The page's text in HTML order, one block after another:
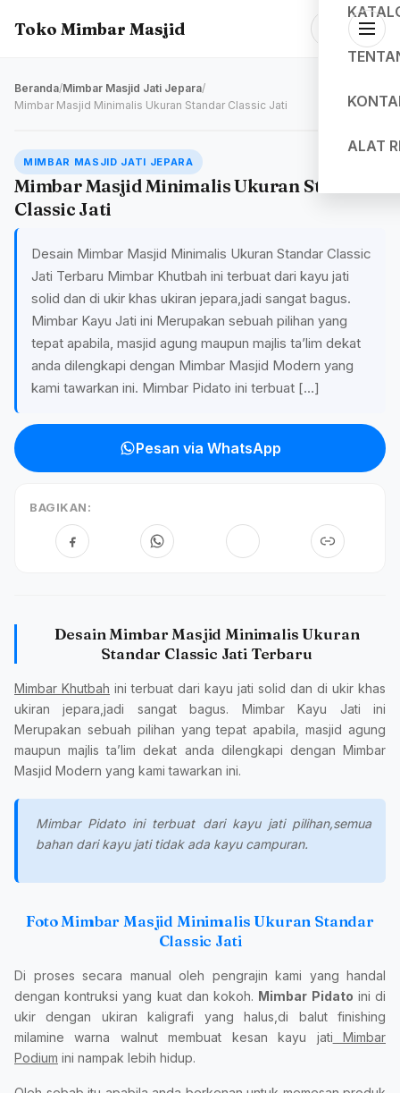
Toko Mimbar Masjid
ALAT
Beranda/Mimbar Masjid Jati Jepara/
Mimbar Masjid Minimalis Ukuran Standar Classic Jati
MIMBAR MASJID JATI JEPARA
Mimbar Masjid Minimalis Ukuran Standar
Classic Jati
Desain Mimbar Masjid Minimalis Ukuran Standar Classic
Jati Terbaru Mimbar Khutbah ini terbuat dari kayu jati
solid dan di ukir khas ukiran jepara,jadi sangat bagus.
Mimbar Kayu Jati ini Merupakan sebuah pilihan yang
tepat apabila, masjid agung maupun majlis ta’lim dekat
anda dilengkapi dengan Mimbar Masjid Modern yang
kami tawarkan ini. Mimbar Pidato ini terbuat […]
Pesan via WhatsApp
BAGIKAN:
Desain Mimbar Masjid Minimalis Ukuran
Standar Classic Jati Terbaru
Mimbar Khutbah ini terbuat dari kayu jati solid dan di ukir khas
ukiran jepara,jadi sangat bagus. Mimbar Kayu Jati ini
Merupakan sebuah pilihan yang tepat apabila, masjid agung
maupun majlis ta’lim dekat anda dilengkapi dengan Mimbar
Masjid Modern yang kami tawarkan ini.
Mimbar Pidato ini terbuat dari kayu jati pilihan,semua
bahan dari kayu jati tidak ada kayu campuran.
Foto Mimbar Masjid Minimalis Ukuran Standar
Classic Jati
Di proses secara manual oleh pengrajin kami yang handal
dengan kontruksi yang kuat dan kokoh. Mimbar Pidato ini di
ukir dengan ukiran kaligrafi yang halus,di balut finishing
milamine warna walnut membuat kesan kayu jati Mimbar
Podium ini nampak lebih hidup.